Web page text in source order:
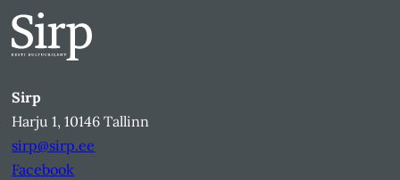
Sirp
Harju 1, 10146 Tallinn
sirp@sirp.ee
Facebook